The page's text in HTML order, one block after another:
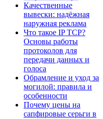
Качественные
вывески: надёжная
наружная реклама
Что такое IP TCP?
Основы работы
протоколов для
передачи данных и
голоса
Обрамление и уход за
могилой: правила и
особенности
Почему цены на
сапфировые серьги в